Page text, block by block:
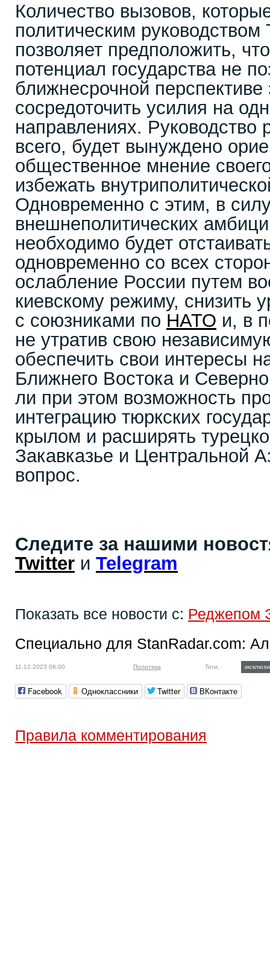
Количество вызовов,
политическим руководством
позволяет предположить,
потенциал государства не
ближнесрочной
сосредоточить усилия на
направлениях. Руководство
всего, будет вынуждено
общественное мнение
избежать
Одновременно с этим, в
внешнеполитических
необходимо будет
одновременно со всех
ослабление России путем
киевскому режиму, снизить
с союзниками по НАТО и, в
не утратив свою
обеспечить свои интересы
Ближнего Востока и
ли при этом возможность
интеграцию тюркских
крылом и расширять
Закавказье и Центральной
вопрос.
Следите за нашими
Twitter и Telegram
Показать все новости с: Реджепом
Специально для StanRadar.com:
11.12.2023 06:00 Политика Теги:
Facebook Одноклассники Twitter ВКонтакте
Правила комментирования